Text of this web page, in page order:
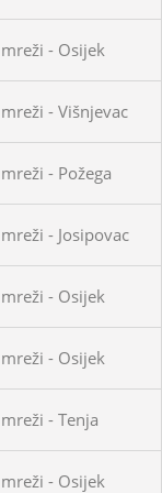
- Osijek
- Višnjevac
- Požega
- Josipovac
- Osijek
- Osijek
- Tenja
- Osijek